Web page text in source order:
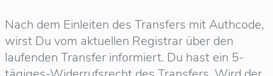
Nach dem Einleiten des Transfers mit Authcode,
wirst Du vom aktuellen Registrar über den
laufenden Transfer informiert. Du hast ein 5-